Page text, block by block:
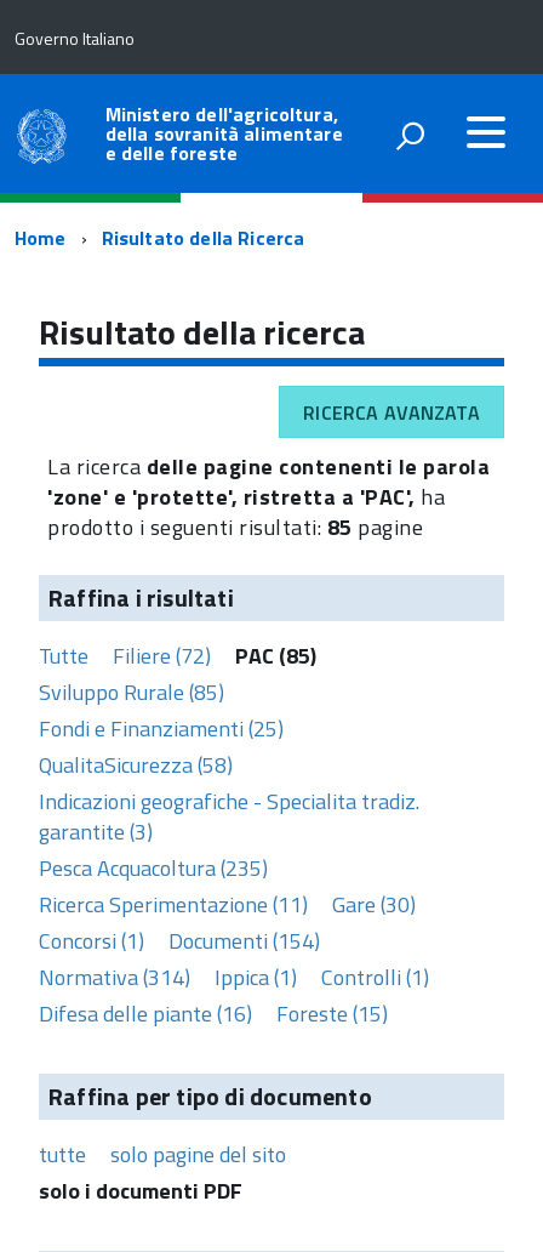
Governo Italiano
Ministero dell'agricoltura,
della sovranità alimentare
e delle foreste
Percorso
navigazione
Home Risultato della Ricerca
Risultato della ricerca
RICERCA AVANZATA
La ricerca delle pagine contenenti le parola
'zone' e 'protette', ristretta a 'PAC', ha
prodotto i seguenti risultati: 85 pagine
Raffina i risultati
Tutte Filiere (72)
PAC (85)
Sviluppo Rurale (85)
Fondi e Finanziamenti (25)
QualitaSicurezza (58)
Indicazioni geografiche - Specialita tradiz.
garantite (3)
Pesca Acquacoltura (235)
Ricerca Sperimentazione (11)
Gare (30)
Concorsi (1)
Documenti (154)
Normativa (314)
Ippica (1)
Controlli (1)
Difesa delle piante (16)
Foreste (15)
Raffina per tipo di documento
tutte
solo pagine del sito
solo i documenti PDF